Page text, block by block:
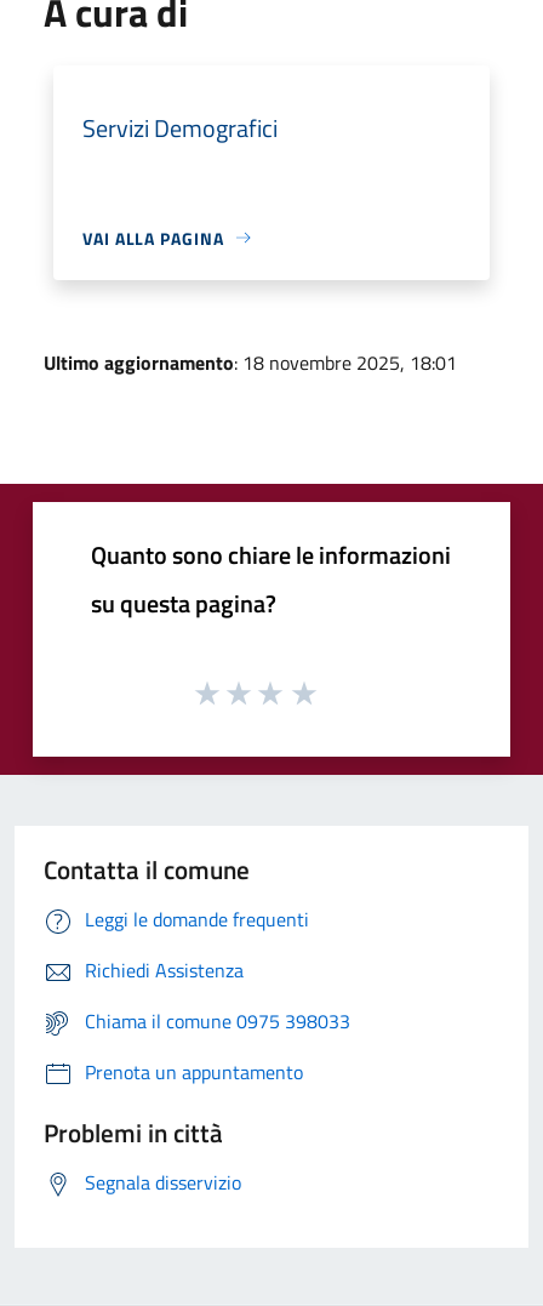
A cura di
Servizi Demografici
VAI ALLA PAGINA
Ultimo aggiornamento: 18 novembre 2025, 18:01
Quanto sono chiare le informazioni
su questa pagina?
Contatta il comune
Leggi le domande frequenti
Richiedi Assistenza
Chiama il comune 0975 398033
Prenota un appuntamento
Problemi in città
Segnala disservizio